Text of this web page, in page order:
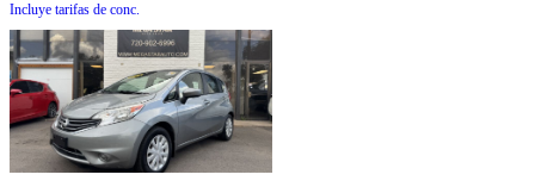
Incluye tarifas de conc.